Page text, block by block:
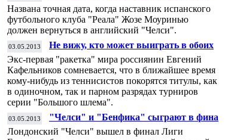
объявлено в июле
Названа точная дата, когда наставник испанского
футбольного клуба "Реала" Жозе Моуринью
должен вернуться в английский "Челси".
03.05.2013
Не вижу, кто может выиграть в обоих
разрядах на турнире "Большого шлема" -
Евгений Кафельников
Экс-первая "ракетка" мира россиянин Евгений
Кафельников сомневается, что в ближайшее время
кому-нибудь из теннисистов покорятся титулы, как
в одиночном, так и парном разрядах турниров
серии "Большого шлема".
03.05.2013
"Челси" и "Бенфика" сыграют в финале
Лиги Европы
Лондонский "Челси" вышел в финал Лиги